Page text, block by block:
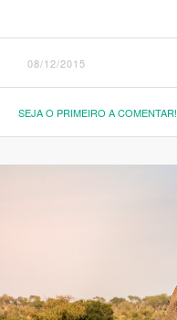
08/12/2015
SEJA O PRIMEIRO A COMENTAR!